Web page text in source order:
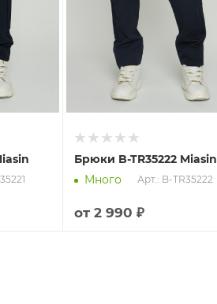
Брюки B-TR35222 Miasin
Много
Арт.: B-TR35222
от 2 990 ₽